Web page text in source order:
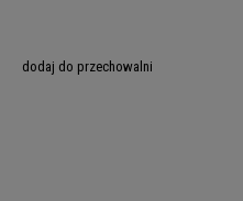
dodaj do przechowalni